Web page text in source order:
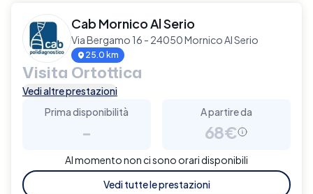
Cab Mornico Al Serio
Via Bergamo 16 - 24050 Mornico Al Serio
25.0 km
Visita Ortottica
Vedi altre prestazioni
Prima disponibilità
-
A partire da
68€
Al momento non ci sono orari disponibili
Vedi tutte le prestazioni